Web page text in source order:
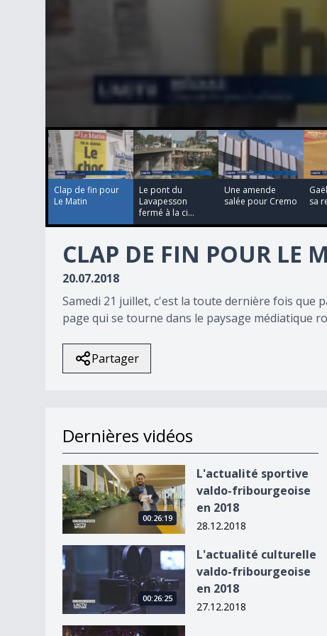
0
seconds
of
2
minutes,
32
seconds
Clap de fin pour
Le Matin
Le pont du
Lavapesson
fermé à la ci...
Une amende
salée pour Cremo
sa
CLAP DE FIN POUR LE
20.07.2018
Samedi 21 juillet, c'est la toute dernière fois que
page qui se tourne dans le paysage médiatique
Partager
Dernières vidéos
L&#039;actualité sportive valdo-fribourgeoise en
00:26:19
L'actualité sportive
valdo-fribourgeoise
en 2018
28.12.2018
L&#039;actualité culturelle valdo-fribourgeoise en
00:26:25
L'actualité culturelle
valdo-fribourgeoise
en 2018
27.12.2018